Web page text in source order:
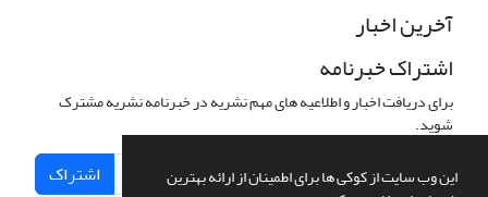
این وب سایت از کوکی ها برای اطمینان از ارائه بهترین
آخرین اخبار
اشتراک خبرنامه
برای دریافت اخبار و اطلاعیه های مهم نشریه در خبرنامه نشریه مشترک
شوید.
اشتراک